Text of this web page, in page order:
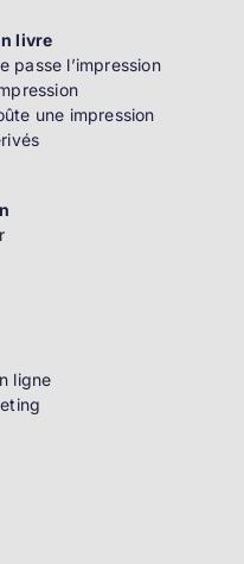
livre
passe l’impression
une impression
ligne